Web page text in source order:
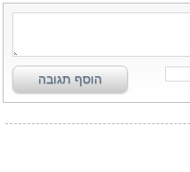
הוסף תגובה